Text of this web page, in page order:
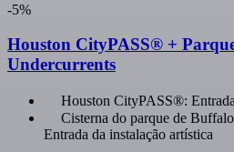
-5%
Houston CityPASS® +
Undercurrents
Houston CityPASS®:
Cisterna do parque de
Entrada da instalação artística